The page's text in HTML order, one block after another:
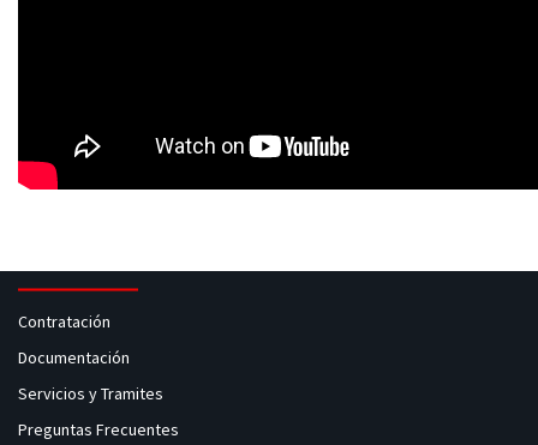
Contratación
Documentación
Servicios y Tramites
Preguntas Frecuentes